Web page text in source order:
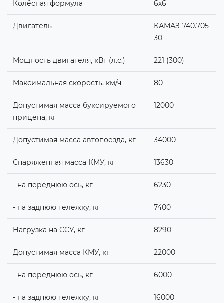
Колёсная формула 6х6
Двигатель
КАМАЗ-740.705-
30
Мощность двигателя, кВт (л.с.) 221 (300)
Максимальная скорость, км/ч 80
Допустимая масса буксируемого
прицепа, кг
12000
Допустимая масса автопоезда, кг 34000
Снаряженная масса КМУ, кг 13630
- на переднюю ось, кг 6230
- на заднюю тележку, кг 7400
Нагрузка на ССУ, кг 8290
Допустимая масса КМУ, кг 22000
- на переднюю ось, кг 6000
- на заднюю тележку, кг 16000